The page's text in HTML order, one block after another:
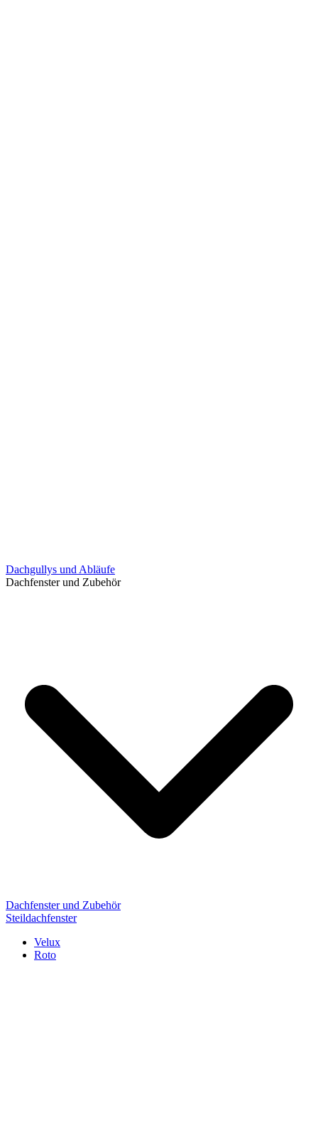
Dachgullys und Abläufe
Dachfenster und Zubehör
Dachfenster und Zubehör
Steildachfenster
Velux
Roto